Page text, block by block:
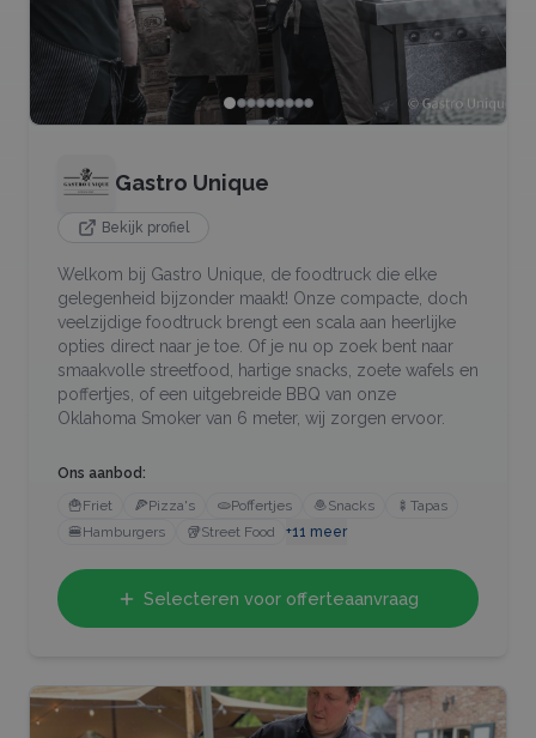
Gastro Unique
Bekijk profiel
Welkom bij Gastro Unique, de foodtruck die elke
gelegenheid bijzonder maakt! Onze compacte, doch
veelzijdige foodtruck brengt een scala aan heerlijke
opties direct naar je toe. Of je nu op zoek bent naar
smaakvolle streetfood, hartige snacks, zoete wafels en
poffertjes, of een uitgebreide BBQ van onze
Oklahoma Smoker van 6 meter, wij zorgen ervoor.
Ons aanbod:
🍟Friet 🍕Pizza's 🫓Poffertjes 🧆Snacks 🍢 Tapas
🍔Hamburgers 🥡Street Food +11 meer
Selecteren voor offerteaanvraag